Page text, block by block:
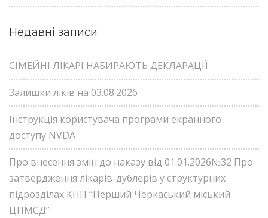
Недавні записи
СІМЕЙНІ ЛІКАРІ НАБИРАЮТЬ ДЕКЛАРАЦІЇ
Залишки ліків на 03.08.2026
Інструкція користувача програми екранного
доступу NVDA
Про внесення змін до наказу від 01.01.2026№32 Про
затвердження лікарів-дублерів у структурних
підрозділах КНП “Перший Черкаський міський
ЦПМСД”